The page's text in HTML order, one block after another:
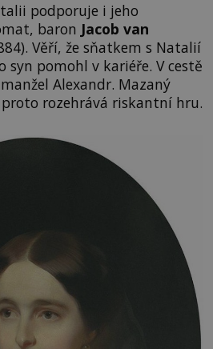
podporuje i jeho
baron Jacob van
Věří, že sňatkem s Natalií
syn pomohl v kariéře. V cestě
Alexandr. Mazaný
rozehrává riskantní hru.